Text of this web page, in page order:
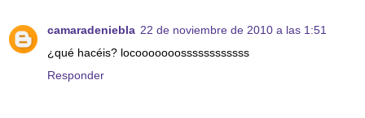
camaradeniebla 22 de noviembre de 2010 a las 1:51
¿qué hacéis? locooooooossssssssssss
Responder